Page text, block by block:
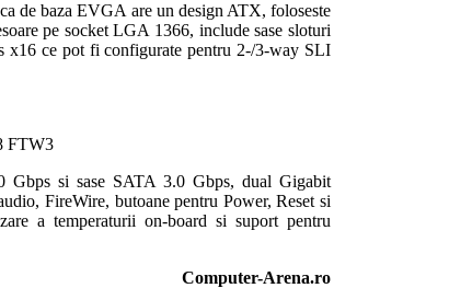
de baza EVGA are un design ATX, foloseste
pe socket LGA 1366, include sase sloturi
x16 ce pot fi configurate pentru 2-/3-way SLI
Gbps si sase SATA 3.0 Gbps, dual Gigabit
FireWire, butoane pentru Power, Reset si
a temperaturii on-board si suport pentru
Computer-Arena.ro